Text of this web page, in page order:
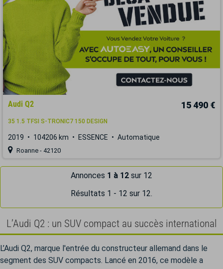
Audi Q2 15 490 €
35 1.5 TFSI S-TRONIC7 150 DESIGN
2019 104206 km ESSENCE Automatique
Roanne - 42120
Annonces 1 à 12 sur 12
Résultats 1 - 12 sur 12.
L’Audi Q2 : un SUV compact au succès international
L’Audi Q2, marque l'entrée du constructeur allemand dans le
segment des SUV compacts. Lancé en 2016, ce modèle a